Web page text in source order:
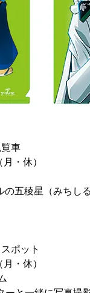
車
・休）
五稜星（みちし
ポット
・休）